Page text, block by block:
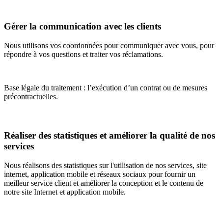
Gérer la communication avec les clients
Nous utilisons vos coordonnées pour communiquer avec vous, pour
répondre à vos questions et traiter vos réclamations.
Base légale du traitement : l’exécution d’un contrat ou de mesures
précontractuelles.
Réaliser des statistiques et améliorer la qualité de nos
services
Nous réalisons des statistiques sur l'utilisation de nos services, site
internet, application mobile et réseaux sociaux pour fournir un
meilleur service client et améliorer la conception et le contenu de
notre site Internet et application mobile.